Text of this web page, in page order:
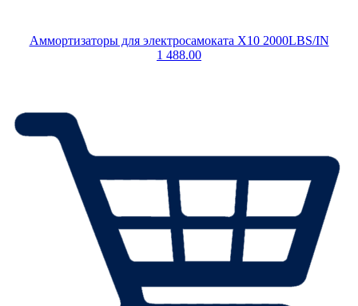
Аммортизаторы для электросамоката X10 2000LBS/IN
1 488.00